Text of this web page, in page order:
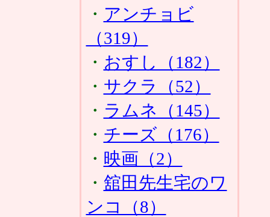
・ アンチョビ
（319）
・ おすし（182）
・ サクラ（52）
・ ラムネ（145）
・ チーズ（176）
・ 映画（2）
・ 舘田先生宅のワ
ンコ（8）